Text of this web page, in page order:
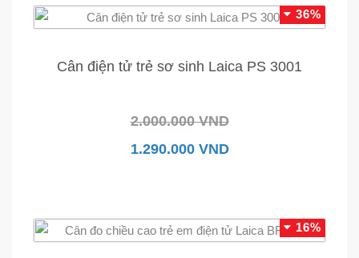
36%
Cân điện tử trẻ sơ sinh Laica PS 3001
2.000.000 VND
1.290.000 VND
16%